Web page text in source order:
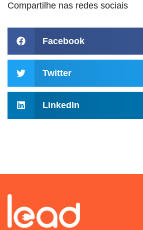
Compartilhe nas redes sociais
Facebook
Twitter
LinkedIn